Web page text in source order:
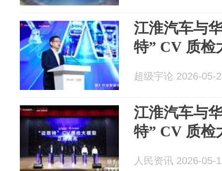
江淮汽车与
特” CV 质检
超级宇论 2026-05-
江淮汽车与
特” CV 质检
人民资讯 2026-05-